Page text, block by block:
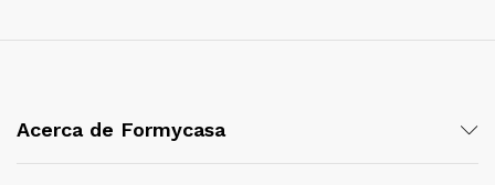
Acerca de Formycasa